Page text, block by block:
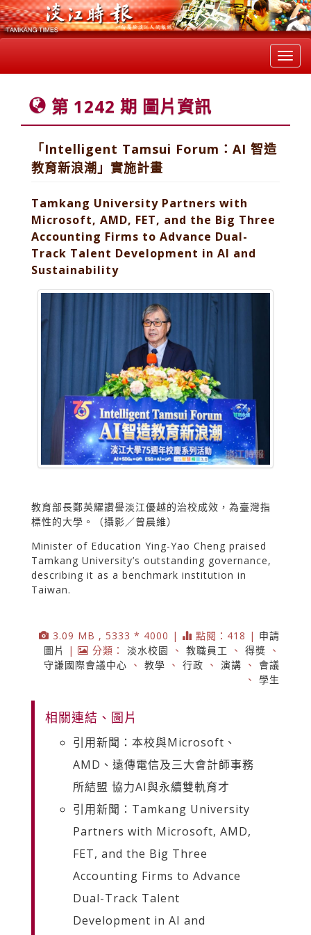
第 1242 期 圖片資訊
「Intelligent Tamsui Forum：AI 智造
教育新浪潮」實施計畫
Tamkang University Partners with
Microsoft, AMD, FET, and the Big Three
Accounting Firms to Advance Dual-
Track Talent Development in AI and
Sustainability
教育部長鄭英耀讚譽淡江優越的治校成效，為臺灣指
標性的大學。（攝影／曾晨維）
Minister of Education Ying-Yao Cheng praised
Tamkang University’s outstanding governance,
describing it as a benchmark institution in
Taiwan.
3.09 MB , 5333 * 4000 | 點閱：418 | 申請
圖片
| 分類： 淡水校園 、 教職員工 、 得獎 、
守謙國際會議中心 、 教學 、 行政 、 演講 、 會議
、 學生
相關連結、圖片
引用新聞：本校與Microsoft、
AMD、遠傳電信及三大會計師事務
所結盟 協力AI與永續雙軌育才
引用新聞：Tamkang University
Partners with Microsoft, AMD,
FET, and the Big Three
Accounting Firms to Advance
Dual-Track Talent
Development in AI and